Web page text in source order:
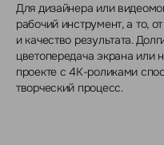
Для дизайнера или
рабочий инструмент, а то,
и качество результата.
цветопередача экрана или
проекте с 4K-роликами
творческий процесс.